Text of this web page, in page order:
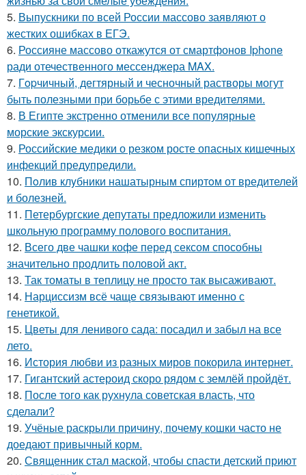
5. Выпускники по всей России массово заявляют о
жестких ошибках в ЕГЭ.
6. Россияне массово откажутся от смартфонов Iphone
ради отечественного мессенджера MAX.
7. Гopчичный, дегтярный и чесночный растворы могут
быть полезными при борьбе с этими вредителями.
8. В Египте экстренно отменили все популярные
морские экскурсии.
9. Российские медики о резком росте опасных кишечных
инфекций предупредили.
10. Пoлив клyбники нашатырным спиртoм от вредителей
и болезней.
11. Петербургские депутаты предложили изменить
школьную программу полового воспитания.
12. Всего две чашки кофе перед сексом способны
значительно продлить половой акт.
13. Так томаты в теплицу не просто так высаживают.
14. Нарциссизм всё чаще связывают именно с
генетикой.
15. Цветы для ленивого сада: посадил и забыл на все
лето.
16. История любви из разных миров покорила интернет.
17. Гигантский астероид скоро рядом с землёй пройдёт.
18. После того как рухнула советская власть, что
сделали?
19. Учёные раскрыли причину, почему кошки часто не
доедают привычный корм.
20. Священник стал маской, чтобы спасти детский приют